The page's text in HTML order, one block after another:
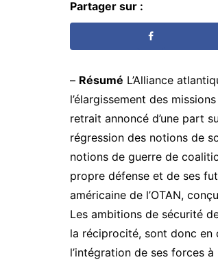
Partager sur :
– Résumé L’Alliance
l’élargissement des
retrait annoncé d’une part
régression des notions de
notions de guerre de
propre défense et de ses
américaine de l’OTAN,
Les ambitions de sécurité
la réciprocité, sont donc en
l’intégration de ses forces